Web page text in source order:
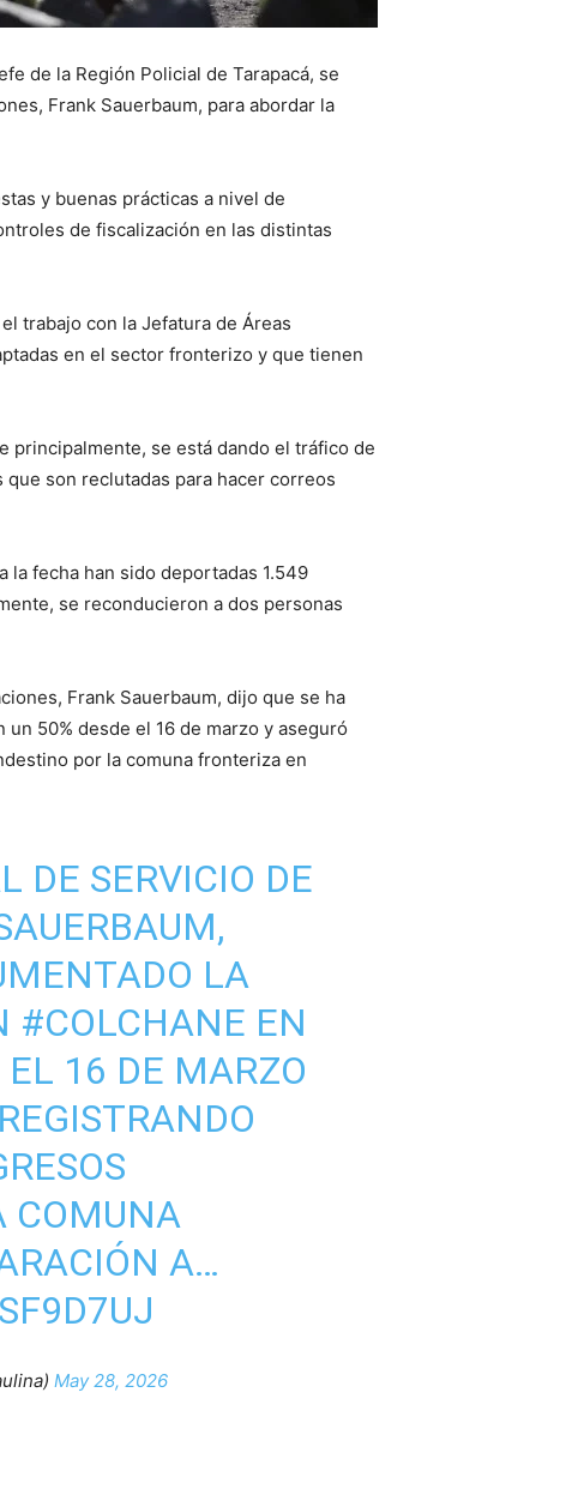
de la Región Policial de Tarapacá, se
Frank Sauerbaum, para abordar la
y buenas prácticas a nivel de
de fiscalización en las distintas
trabajo con la Jefatura de Áreas
en el sector fronterizo y que tienen
principalmente, se está dando el tráfico de
son reclutadas para hacer correos
la fecha han sido deportadas 1.549
se reconducieron a dos personas
Frank Sauerbaum, dijo que se ha
50% desde el 16 de marzo y aseguró
por la comuna fronteriza en
DE SERVICIO DE
LA
#COLCHANE EN
16 DE MARZO
COMUNA
A…
May 28, 2026